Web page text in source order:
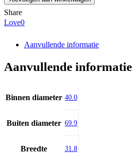
TB2012X40MM
aantal
Share
Love0
Aanvullende informatie
Aanvullende informatie
Binnen diameter 40.0
Buiten diameter 69.9
Breedte 31.8